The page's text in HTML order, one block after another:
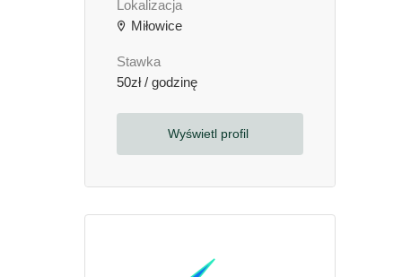
Lokalizacja
Miłowice
Stawka
50zł / godzinę
Wyświetl profil